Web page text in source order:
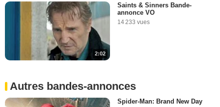
2:02
Saints & Sinners Bande-
annonce VO
14 233 vues
Autres bandes-annonces
Spider-Man: Brand New Day